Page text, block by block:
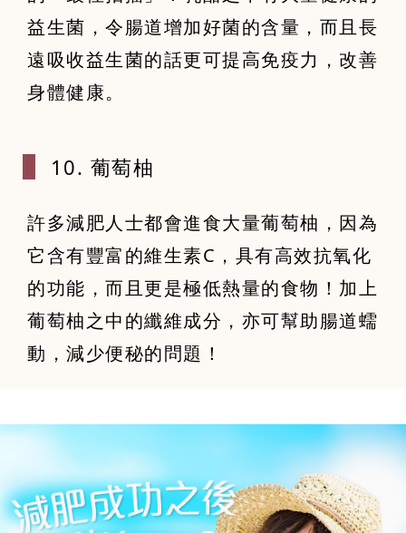
益生菌，令腸道增加好菌的含量，而且長
遠吸收益生菌的話更可提高免疫力，改善
身體健康。
10. 葡萄柚
許多減肥人士都會進食大量葡萄柚，因為
它含有豐富的維生素C，具有高效抗氧化
的功能，而且更是極低熱量的食物！加上
葡萄柚之中的纖維成分，亦可幫助腸道蠕
動，減少便秘的問題！